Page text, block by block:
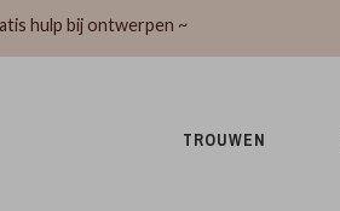
hulp bij ontwerpen ~
TROUWEN